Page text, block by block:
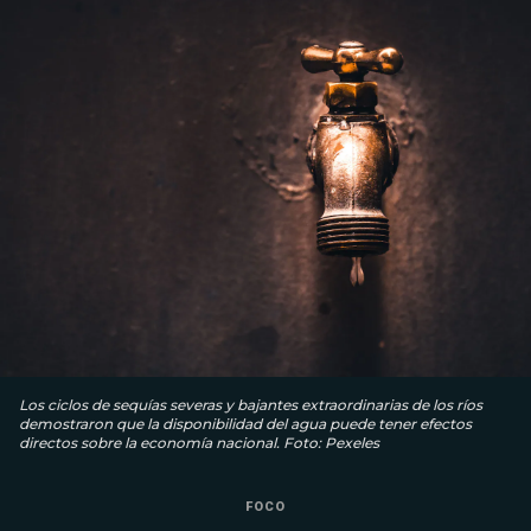
Los ciclos de sequías severas y bajantes extraordinarias de los ríos
demostraron que la disponibilidad del agua puede tener efectos
directos sobre la economía nacional. Foto: Pexeles
FOCO